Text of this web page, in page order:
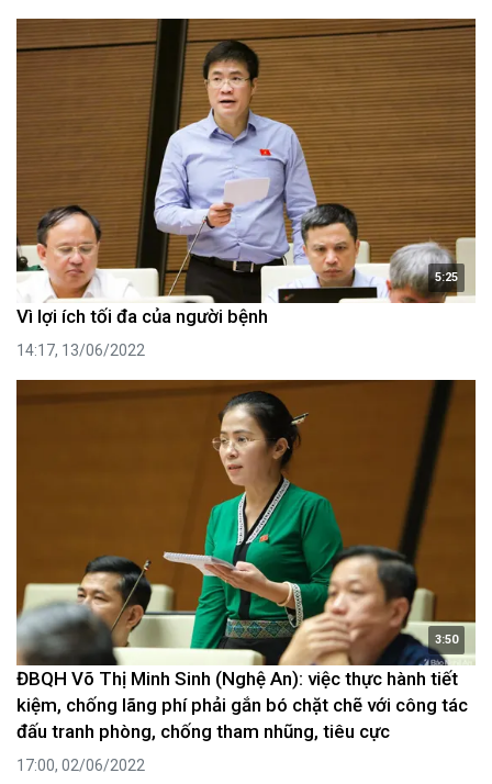
5:25
Vì lợi ích tối đa của người bệnh
14:17, 13/06/2022
3:50
ĐBQH Võ Thị Minh Sinh (Nghệ An): việc thực hành tiết
kiệm, chống lãng phí phải gắn bó chặt chẽ với công tác
đấu tranh phòng, chống tham nhũng, tiêu cực
17:00, 02/06/2022